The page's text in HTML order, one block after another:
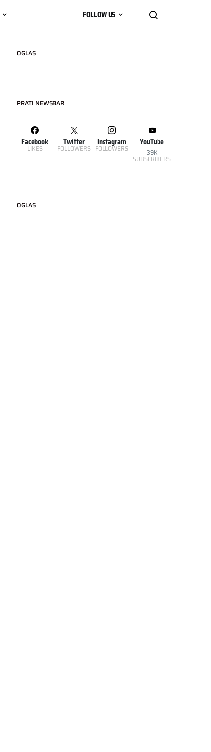
FOLLOW US
OGLAS
PRATI NEWSBAR
Facebook
LIKES
Twitter
FOLLOWERS
Instagram
FOLLOWERS
YouTube
39K
SUBSCRIBERS
OGLAS